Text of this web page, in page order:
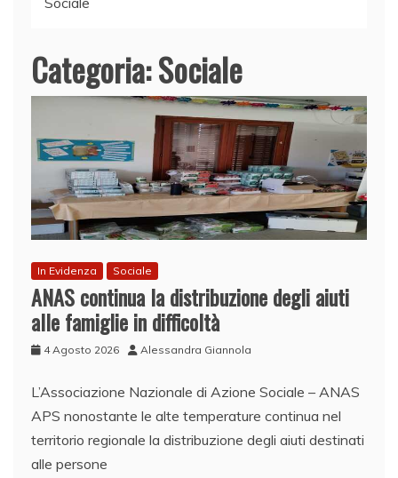
Categoria:Sociale
In Evidenza Sociale
ANAS continua la distribuzione degli aiuti
alle famiglie in difficoltà
4 Agosto 2026 Alessandra Giannola
L’Associazione Nazionale di Azione Sociale – ANAS
APS nonostante le alte temperature continua nel
territorio regionale la distribuzione degli aiuti destinati
alle persone